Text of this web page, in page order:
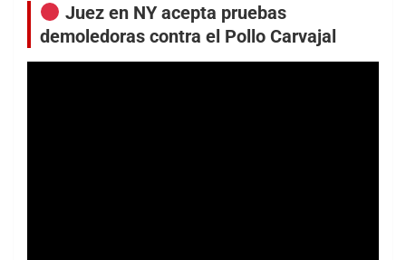
Juez en NY acepta pruebas
demoledoras contra el Pollo Carvajal